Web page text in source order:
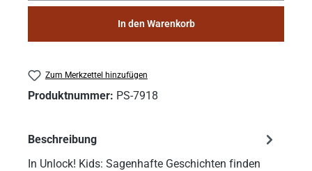
In den Warenkorb
Zum Merkzettel hinzufügen
Produktnummer: PS-7918
Beschreibung
In Unlock! Kids: Sagenhafte Geschichten finden